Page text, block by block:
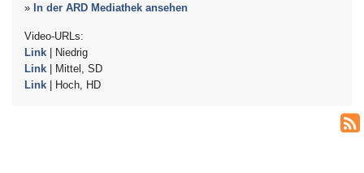
» In der ARD Mediathek ansehen
Video-URLs:
Link | Niedrig
Link | Mittel, SD
Link | Hoch, HD